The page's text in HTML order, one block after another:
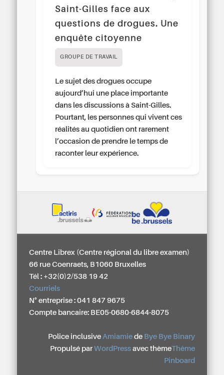
Saint-Gilles face aux
questions de drogues. Une
enquête citoyenne
GROUPE DE TRAVAIL
Le sujet des drogues occupe
aujourd’hui une place importante
dans les discussions à Saint-Gilles.
Pourtant, les personnes qui vivent ces
réalités au quotidien ont rarement
l’occasion de prendre le temps de
raconter leur expérience.
Centre Librex (Centre régional du libre examen)
66 rue Coenraets, B1060 Bruxelles
Tél : +32(0)2/538 19 42
Courriels
N° entreprise : 041 847 9675
Compte bancaire: BE05-0680-6844-8075
Police inclusive Amiamiede Bye Bye Binary
Propulsé par WordPressavec thèmeThème
Pinboard